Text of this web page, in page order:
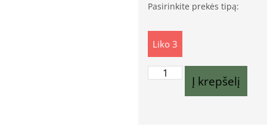
Pasirinkite prekės tipą:
Liko 3
Į krepšelį